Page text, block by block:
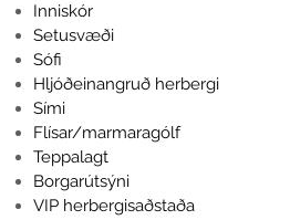
Inniskór
Setusvæði
Sófi
Hljóðeinangruð herbergi
Sími
Flísar/marmaragólf
Teppalagt
Borgarútsýni
VIP herbergisaðstaða